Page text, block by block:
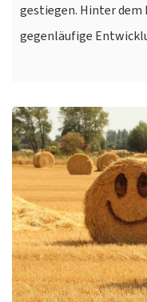
gestiegen. Hinter dem
gegenläufige